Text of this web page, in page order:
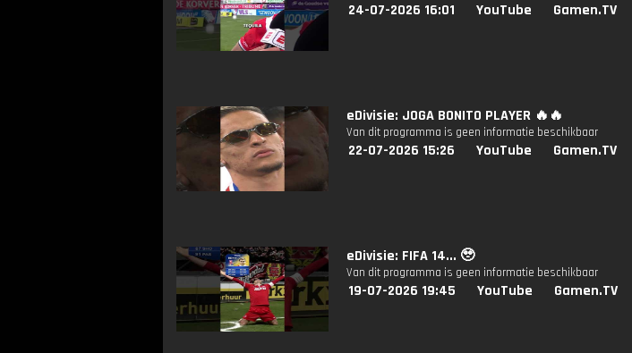
24-07-2026 16:01 YouTube Gamen.TV
eDivisie: JOGA BONITO PLAYER 🔥🔥
Van dit programma is geen informatie beschikbaar
22-07-2026 15:26 YouTube Gamen.TV
eDivisie: FIFA 14... 🥹
Van dit programma is geen informatie beschikbaar
19-07-2026 19:45 YouTube Gamen.TV